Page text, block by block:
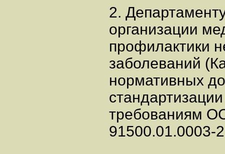
2.
организации
профилактики
заболеваний
нормативных
требованиям
91500.01.0003-